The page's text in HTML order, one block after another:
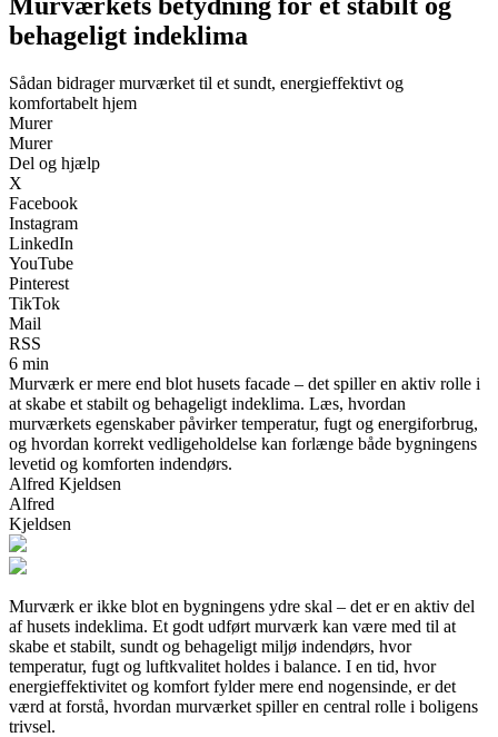
behageligt indeklima
Sådan bidrager murværket til et sundt, energieffektivt og
komfortabelt hjem
Murer
Murer
Del og hjælp
X
Facebook
Instagram
LinkedIn
YouTube
Pinterest
TikTok
Mail
RSS
6 min
Murværk er mere end blot husets facade – det spiller en aktiv rolle i
at skabe et stabilt og behageligt indeklima. Læs, hvordan
murværkets egenskaber påvirker temperatur, fugt og energiforbrug,
og hvordan korrekt vedligeholdelse kan forlænge både bygningens
levetid og komforten indendørs.
Alfred Kjeldsen
Alfred
Kjeldsen
Murværk er ikke blot en bygningens ydre skal – det er en aktiv del
af husets indeklima. Et godt udført murværk kan være med til at
skabe et stabilt, sundt og behageligt miljø indendørs, hvor
temperatur, fugt og luftkvalitet holdes i balance. I en tid, hvor
energieffektivitet og komfort fylder mere end nogensinde, er det
værd at forstå, hvordan murværket spiller en central rolle i boligens
trivsel.